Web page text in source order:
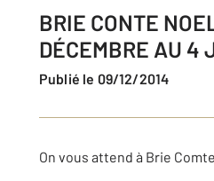
BRIE CONTE
DÉCEMBRE AU 4
Publié le 09/12/2014
On vous attend à Brie